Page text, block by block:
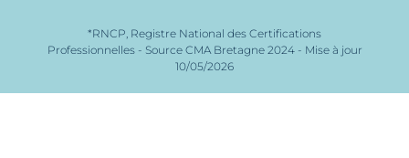
*RNCP, Registre National des Certifications
Professionnelles - Source CMA Bretagne 2024 - Mise à jour
10/05/2026